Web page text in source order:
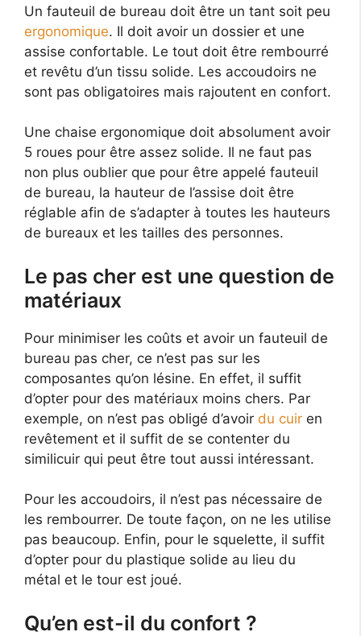
Un fauteuil de bureau doit être un tant soit peu
ergonomique. Il doit avoir un dossier et une
assise confortable. Le tout doit être rembourré
et revêtu d’un tissu solide. Les accoudoirs ne
sont pas obligatoires mais rajoutent en confort.
Une chaise ergonomique doit absolument avoir
5 roues pour être assez solide. Il ne faut pas
non plus oublier que pour être appelé fauteuil
de bureau, la hauteur de l’assise doit être
réglable afin de s’adapter à toutes les hauteurs
de bureaux et les tailles des personnes.
Le pas cher est une question de
matériaux
Pour minimiser les coûts et avoir un fauteuil de
bureau pas cher, ce n’est pas sur les
composantes qu’on lésine. En effet, il suffit
d’opter pour des matériaux moins chers. Par
exemple, on n’est pas obligé d’avoir du cuir en
revêtement et il suffit de se contenter du
similicuir qui peut être tout aussi intéressant.
Pour les accoudoirs, il n’est pas nécessaire de
les rembourrer. De toute façon, on ne les utilise
pas beaucoup. Enfin, pour le squelette, il suffit
d’opter pour du plastique solide au lieu du
métal et le tour est joué.
Qu’en est-il du confort ?